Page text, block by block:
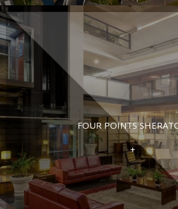
FOUR POINTS
+